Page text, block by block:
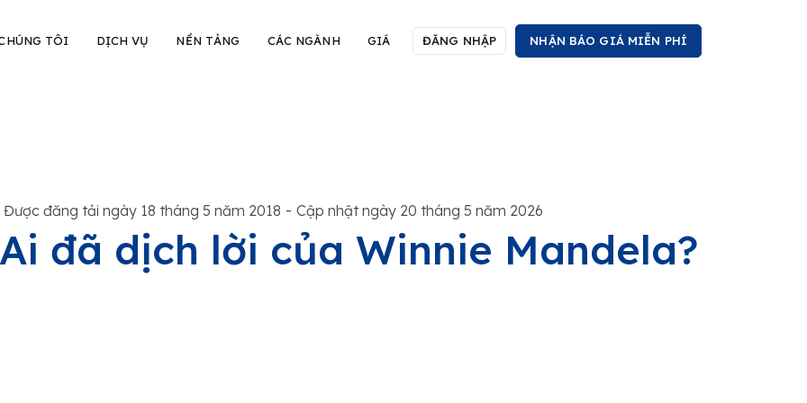
TÔI DỊCH VỤ NỀN TẢNG CÁC NGÀNH GIÁ ĐĂNG NHẬP NHẬN BÁO GIÁ MIỄN PHÍ
Được đăng tải ngày 18 tháng 5 năm 2018 - Cập nhật ngày 20 tháng 5 năm 2026
đã dịch lời của Winnie Mandela?